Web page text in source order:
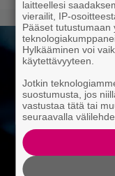
laitteellesi
vierailit, IP-
Pääset tutustumaan
Hylkääminen voi
käytettävyyteen.
Jotkin
suostumusta, jos
vastustaa tätä tai
seuraavalla